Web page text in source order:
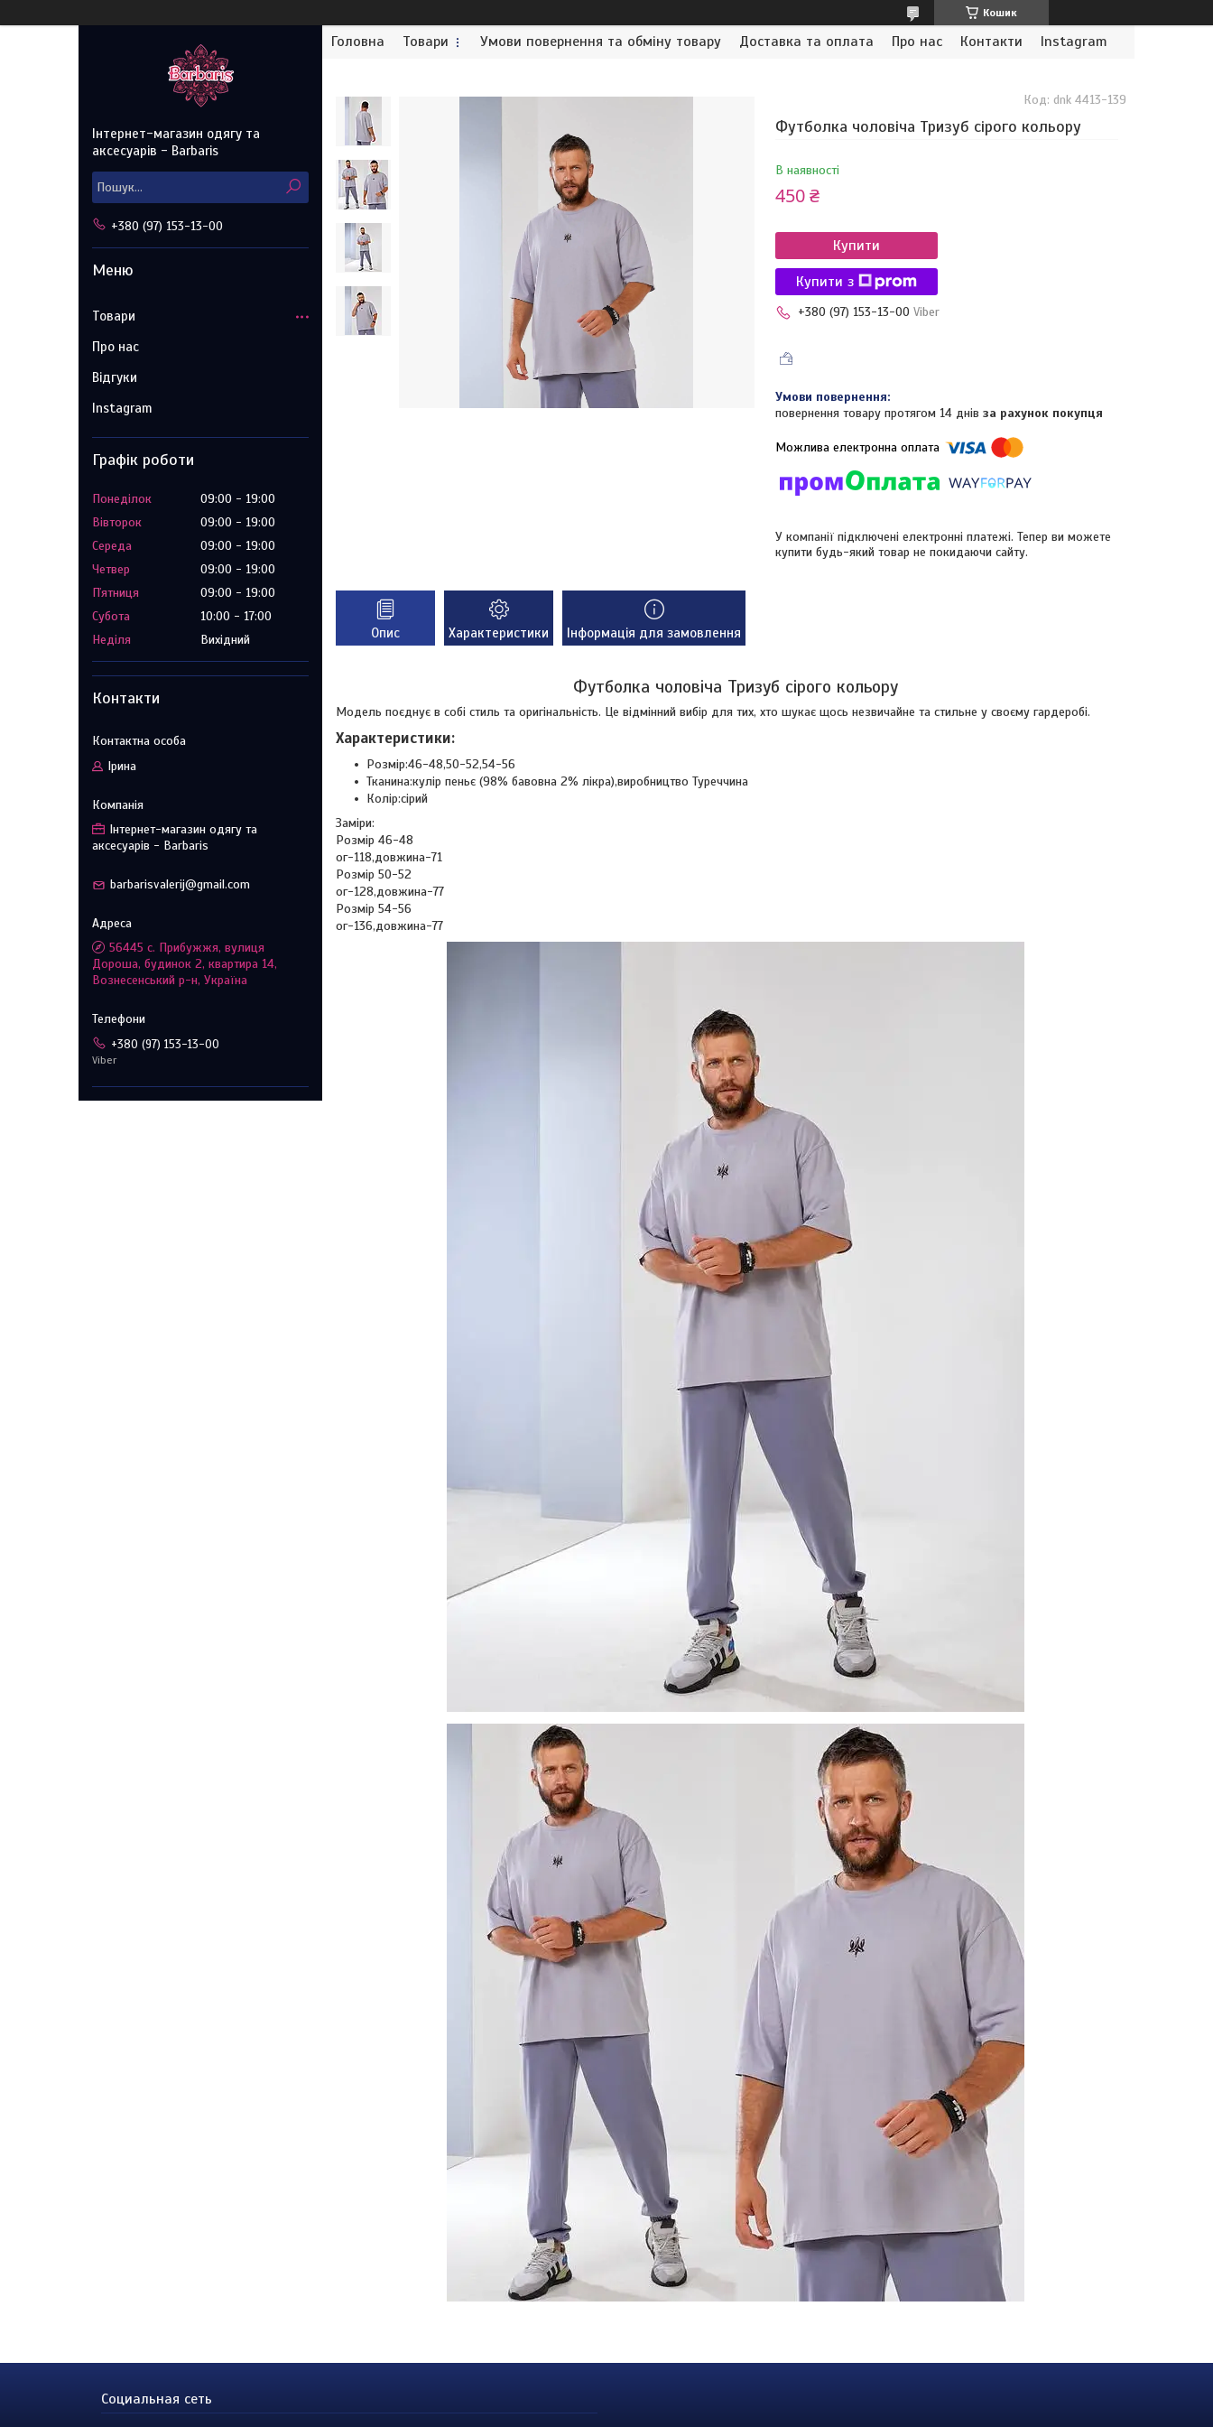
Кошик
Головна Товари Умови повернення та обміну товару Доставка та оплата Про нас Контакти Instagram
Футболка чоловіча Тризуб сірого кольору
В наявності
Код: dnk 4413-139
450 ₴
Купити
Купити з
+380 (97) 153-13-00 Viber
повернення товару протягом 14 днів за рахунок покупця
У компанії підключені електронні платежі. Тепер ви можете
купити будь-який товар не покидаючи сайту.
Опис Характеристики Інформація для замовлення
Футболка чоловіча Тризуб сірого кольору
Модель поєднує в собі стиль та оригінальність. Це відмінний вибір для тих, хто шукає щось незвичайне та стильне у своєму гардеробі.
Характеристики:
Розмір:46-48,50-52,54-56
Тканина:кулір пеньє (98% бавовна 2% лікра),виробництво Туреччина
Колір:сірий
Заміри:
Розмір 46-48
ог-118,довжина-71
Розмір 50-52
ог-128,довжина-77
Розмір 54-56
ог-136,довжина-77
Інтернет-магазин одягу та
аксесуарів - Barbaris
+380 (97) 153-13-00
Товари
Про нас
Відгуки
Instagram
Графік роботи
Понеділок 09:00
19:00
Вівторок
09:00
19:00
Середа
09:00
19:00
Четвер
09:00
19:00
Пʼятниця
09:00
19:00
Субота
10:00
17:00
Неділя
Вихідний
Контакти
Ірина
Інтернет-магазин одягу та
аксесуарів - Barbaris
barbarisvalerij@gmail.com
56445 с. Прибужжя, вулиця
Дороша, будинок 2, квартира 14,
Вознесенський р-н, Україна
+380 (97) 153-13-00
Viber
Социальная сеть